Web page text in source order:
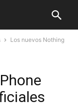
Los nuevos Nothing